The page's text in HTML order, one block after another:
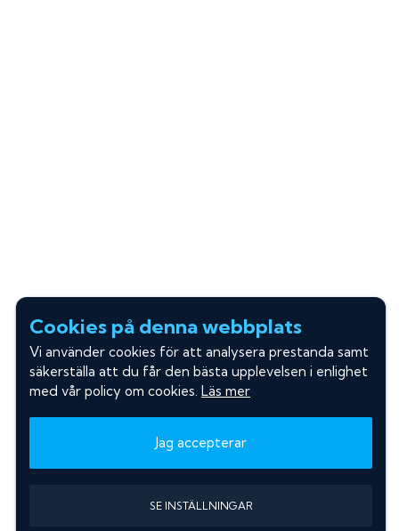
Cookies på denna webbplats
Vi använder cookies för att analysera prestanda samt
säkerställa att du får den bästa upplevelsen i enlighet
med vår policy om cookies. Läs mer
Jag accepterar
SE INSTÄLLNINGAR